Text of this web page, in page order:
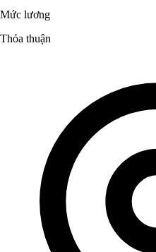
Mức lương
Thỏa thuận